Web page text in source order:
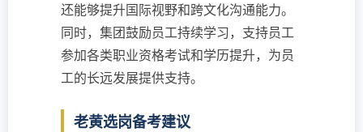
还能够提升国际视野和跨文化沟通能力。
同时，集团鼓励员工持续学习，支持员工
参加各类职业资格考试和学历提升，为员
工的长远发展提供支持。
老黄选岗备考建议